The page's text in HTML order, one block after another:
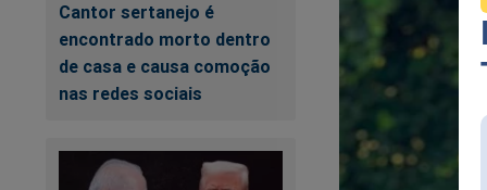
Cantor sertanejo é
encontrado morto dentro
de casa e causa comoção
nas redes sociais
E sobre a
“O
moda?